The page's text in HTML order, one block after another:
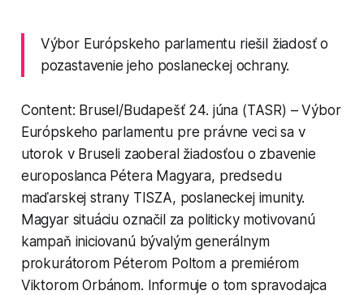
Výbor Európskeho parlamentu riešil žiadosť o
pozastavenie jeho poslaneckej ochrany.
Content: Brusel/Budapešť 24. júna (TASR) – Výbor
Európskeho parlamentu pre právne veci sa v
utorok v Bruseli zaoberal žiadosťou o zbavenie
europoslanca Pétera Magyara, predsedu
maďarskej strany TISZA, poslaneckej imunity.
Magyar situáciu označil za politicky motivovanú
kampaň iniciovanú bývalým generálnym
prokurátorom Péterom Poltom a premiérom
Viktorom Orbánom. Informuje o tom spravodajca